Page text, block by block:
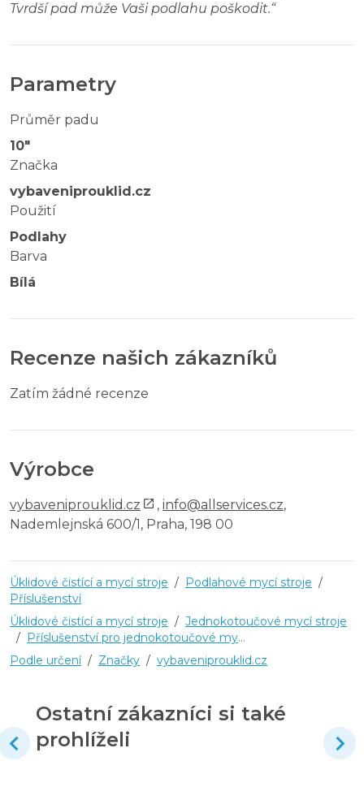
Tvrdší pad může Vaši podlahu poškodit.“
Parametry
Průměr padu
10"
Značka
vybaveniprouklid.cz
Použití
Podlahy
Barva
Bílá
Recenze našich zákazníků
Zatím žádné recenze
Výrobce
vybaveniprouklid.cz , info@allservices.cz,
Nademlejnská 600/1, Praha, 198 00
Úklidové čistící a mycí stroje / Podlahové mycí stroje /
Příslušenství
Úklidové čistící a mycí stroje / Jednokotoučové mycí stroje
/
Příslušenství pro jednokotoučové mycí stroje
Podle určení / Značky / vybaveniprouklid.cz
Ostatní zákazníci si také
prohlíželi